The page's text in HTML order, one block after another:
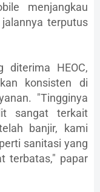
menjangkau
terputus
diterima HEOC,
konsisten di
"Tingginya
sangat terkait
banjir, kami
sanitasi yang
terbatas," papar